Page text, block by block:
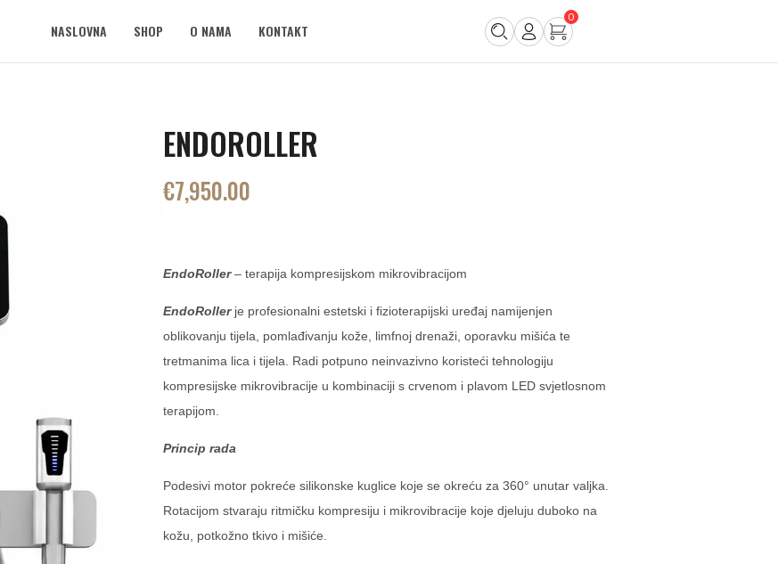
NASLOVNA SHOP O NAMA KONTAKT
0
ENDOROLLER
€7,950.00
EndoRoller – terapija kompresijskom mikrovibracijom
EndoRollerje profesionalni estetski i fizioterapijski uređaj namijenjen
oblikovanju tijela, pomlađivanju kože, limfnoj drenaži, oporavku mišića te
tretmanima lica i tijela. Radi potpuno neinvazivno koristeći tehnologiju
kompresijske mikrovibracije u kombinaciji s crvenom i plavom LED svjetlosnom
terapijom.
Princip rada
Podesivi motor pokreće silikonske kuglice koje se okreću za 360° unutar valjka.
Rotacijom stvaraju ritmičku kompresiju i mikrovibracije koje djeluju duboko na
kožu, potkožno tkivo i mišiće.